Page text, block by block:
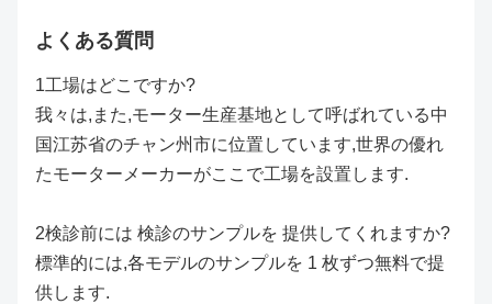
よくある質問
1工場はどこですか?
我々は,また,モーター生産基地として呼ばれている中
国江苏省のチャン州市に位置しています,世界の優れ
たモーターメーカーがここで工場を設置します.
2検診前には 検診のサンプルを 提供してくれますか?
標準的には,各モデルのサンプルを 1 枚ずつ無料で提
供します.